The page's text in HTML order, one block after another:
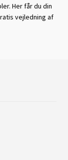
Her får du din
vejledning af